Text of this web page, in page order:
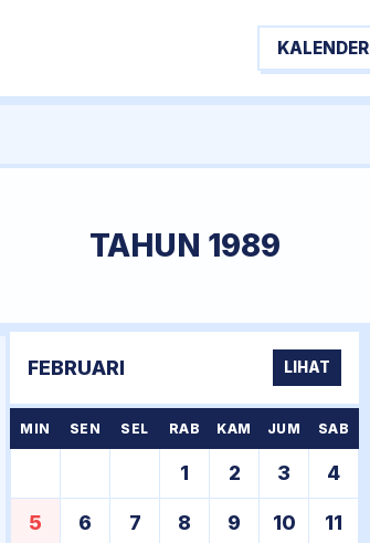
KALENDER
TAHUN 1989
FEBRUARI LIHAT
MIN SEN SEL RAB KAM JUM SAB
1 2 3 4
5 6 7 8 9 10 11